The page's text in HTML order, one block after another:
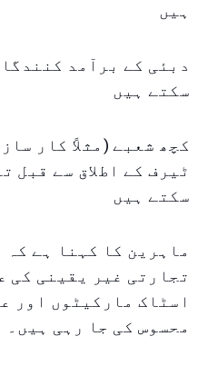
ہیں
دبئی کے برآمد
سکتے ہیں
کچھ شعبے (مثلاً کار
ٹیرف کے اطلاق سے قبل
سکتے ہیں
ماہرین کا کہنا ہے کہ
تجارتی غیر یقینی کی
اسٹاک مارکیٹوں اور
محسوس کی جا رہی ہیں۔